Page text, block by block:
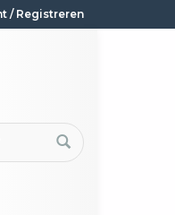
/ Registreren